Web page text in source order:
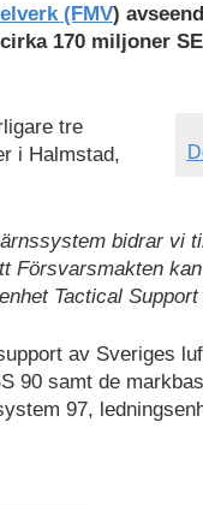
(FMV)
170 miljoner
tre
i Halmstad,
bidrar vi
Försvarsmakten
Tactical Support
av Sveriges
90 samt de
97,